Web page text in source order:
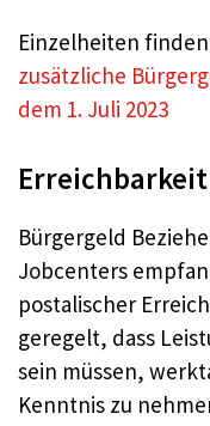
Einzelheiten
zusätzliche
dem 1. Juli 2023
Bürgergeld
Jobcenters
postalischer
geregelt, dass
sein müssen,
Kenntnis zu